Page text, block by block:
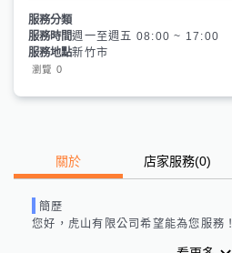
服務分類
服務時間週一至週五 08:00 ~ 17:00
服務地點新竹市
瀏覽 0
關於 店家服務(0)
簡歷
您好， 虎山有限公司希望能為您服務！